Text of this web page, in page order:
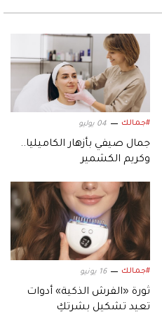
#جمالك 04 يوليو
جمال صيفي بأزهار الكاميليا..
وكريم الكشمير
#جمالك 16 يونيو
ثورة «الفرش الذكية» أدوات
تعيد تشكيل بشرتكِ